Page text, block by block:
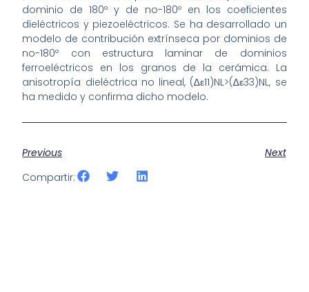
dominio de 180º y de no-180º en los coeficientes
dieléctricos y piezoeléctricos. Se ha desarrollado un
modelo de contribución extrínseca por dominios de
no-180º con estructura laminar de dominios
ferroeléctricos en los granos de la cerámica. La
anisotropía dieléctrica no lineal, (∆ε11)NL>(∆ε33)NL, se
ha medido y confirma dicho modelo.
Previous
Next
Compartir: